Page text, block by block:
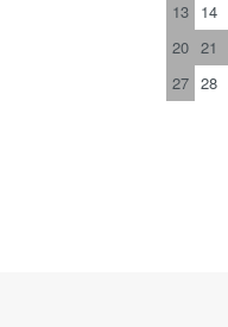
13 14
20 21
27 28